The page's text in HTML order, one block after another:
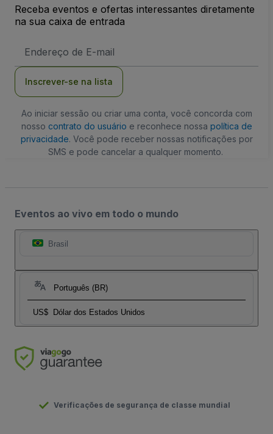
Receba eventos e ofertas interessantes diretamente
na sua caixa de entrada
de
Inscrever-se na lista
Ao iniciar sessão ou criar uma conta, você concorda com
nosso contrato do usuário e reconhece nossa política de
privacidade. Você pode receber nossas notificações por
SMS e pode cancelar a qualquer momento.
Eventos ao vivo em todo o mundo
Brasil
Português (BR)
US$ Dólar dos Estados Unidos
Verificações de segurança de classe mundial